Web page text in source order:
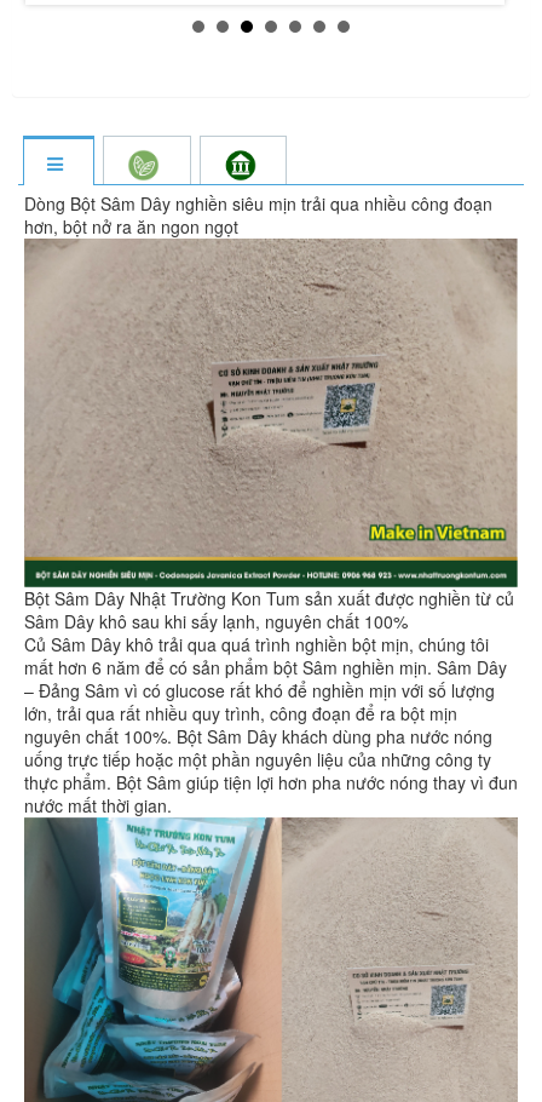
Dòng Bột Sâm Dây nghiền siêu mịn trải qua nhiều công đoạn
hơn, bột nở ra ăn ngon ngọt
Bột Sâm Dây Nhật Trường Kon Tum sản xuất được nghiền từ củ
Sâm Dây khô sau khi sấy lạnh, nguyên chất 100%
Củ Sâm Dây khô trải qua quá trình nghiền bột mịn, chúng tôi
mất hơn 6 năm để có sản phẩm bột Sâm nghiền mịn. Sâm Dây
– Đảng Sâm vì có glucose rất khó để nghiền mịn với số lượng
lớn, trải qua rất nhiều quy trình, công đoạn để ra bột mịn
nguyên chất 100%. Bột Sâm Dây khách dùng pha nước nóng
uống trực tiếp hoặc một phần nguyên liệu của những công ty
thực phẩm. Bột Sâm giúp tiện lợi hơn pha nước nóng thay vì đun
nước mất thời gian.